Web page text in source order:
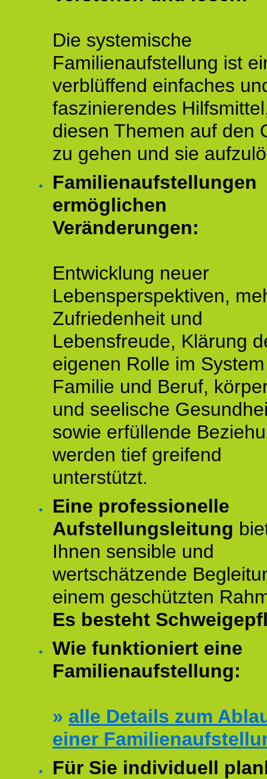
Die systemische
Familienaufstellung ist
verblüffend einfaches
faszinierendes
diesen Themen auf den
zu gehen und sie
Familienaufstellungen
ermöglichen
Veränderungen:
Entwicklung neuer
Lebensperspektiven,
Zufriedenheit und
Lebensfreude, Klärung
eigenen Rolle im
Familie und Beruf,
und seelische
sowie erfüllende
werden tief greifend
unterstützt.
Eine professionelle
Aufstellungsleitung
Ihnen sensible und
wertschätzende
einem geschützten
Es besteht
Wie funktioniert eine
Familienaufstellung:
» alle Details zum
einer
Für Sie individuell